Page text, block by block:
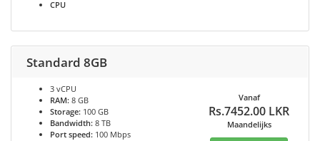
CPU
Standard 8GB
3 vCPU
RAM: 8 GB
Storage: 100 GB
Bandwidth: 8 TB
Port speed: 100 Mbps
Vanaf
Rs.7452.00 LKR
Maandelijks